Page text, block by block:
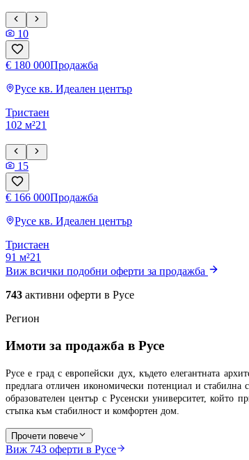
10
€ 180 000Продажба
Русе кв. Идеален център
Тристаен
102 м²21
15
€ 166 000Продажба
Русе кв. Идеален център
Тристаен
91 м²21
Виж всички подобни оферти за продажба
743 активни оферти в Русе
Регион
Имоти за продажба в Русе
Русе е град с европейски дух, където елегантната
предлага отличен икономически потенциал и стабилна
образователен център с Русенски университет,
стъпка към стабилност и комфортен дом.
Прочети повече
Виж 743 оферти в Русе